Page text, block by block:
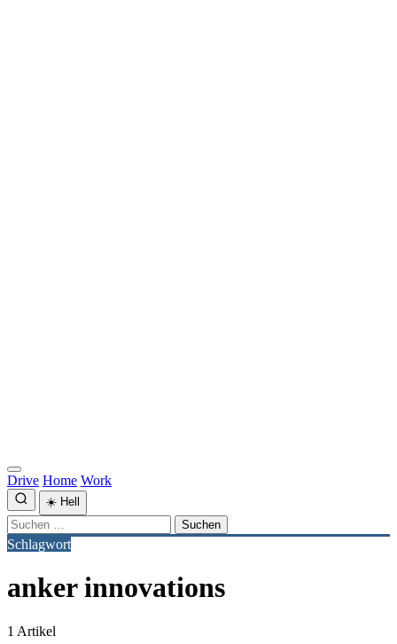
Drive Home Work
☀️ Hell
Suchen
nach:
Schlagwort
anker innovations
1 Artikel